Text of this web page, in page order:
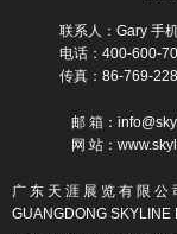
联系人：Gary 手
电话：400-600-
传真：86-769-
邮 箱：
网 站：
广 东 天 涯 展 览 有 限 公
GUANGDONG SKYLINE